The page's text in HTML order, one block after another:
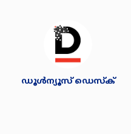
ഡൂള്‍ന്യൂസ് ഡെസ്‌ക്